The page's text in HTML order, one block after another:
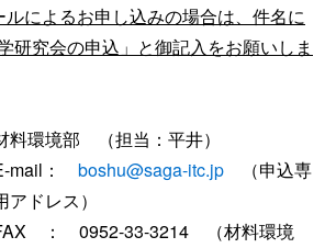
ルによるお申し込みの場合は、件名に
研究会の申込」と御記入をお願いしま
料環境部 （担当：平井）
mail： boshu@saga-itc.jp （申込専
アドレス）
： 0952-33-3214 （材料環境